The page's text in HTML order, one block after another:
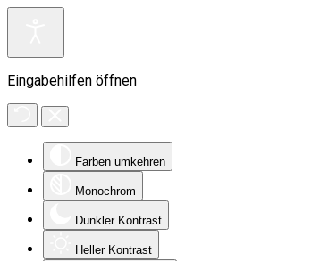
Eingabehilfen öffnen
Farben umkehren
Monochrom
Dunkler Kontrast
Heller Kontrast